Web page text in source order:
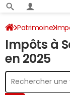
Patrimoine
Impôt sur le
Impôts à
en 2025